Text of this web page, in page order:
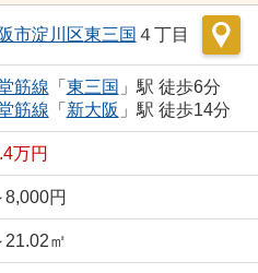
市淀川区東三国 ４丁目
筋線 「 東三国 」駅 徒歩6分
筋線 「 新大阪 」駅 徒歩14分
万円
円
21.02㎡